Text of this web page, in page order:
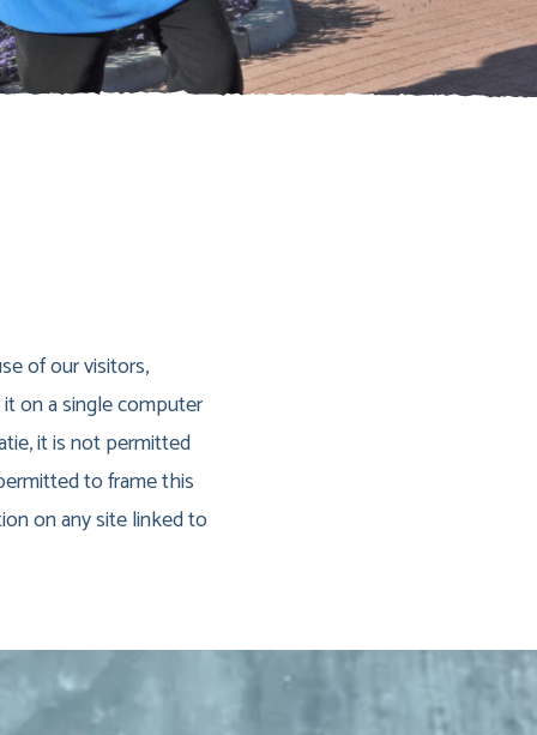
of our visitors,
on a single computer
it is not permitted
to frame this
on any site linked to